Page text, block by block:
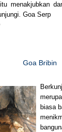
menakjubkan
Goa Serp
Goa Bribin
biasa